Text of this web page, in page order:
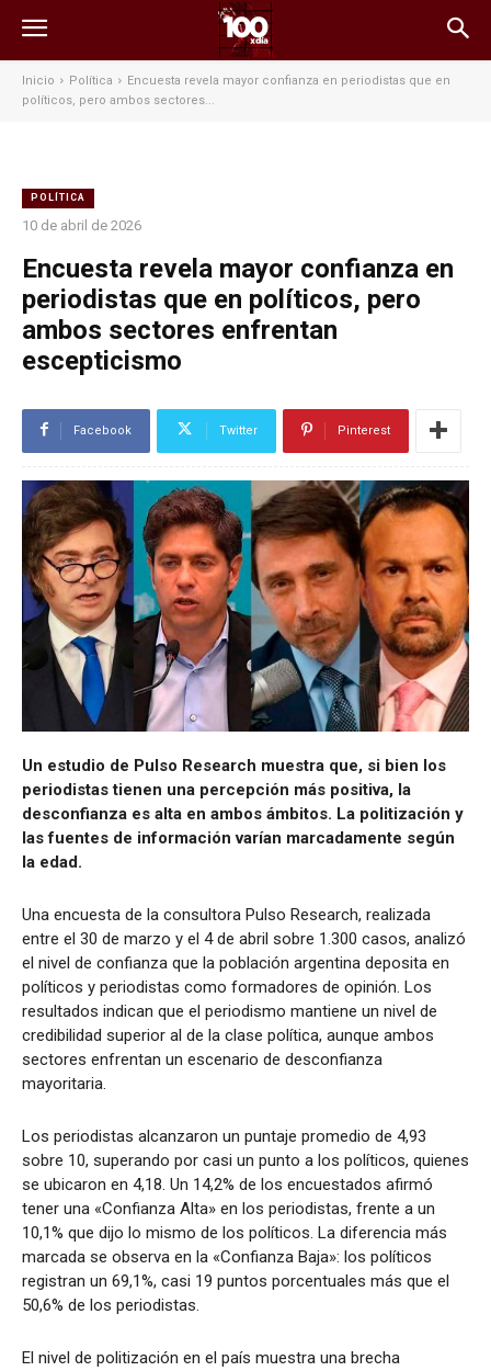
Inicio Política
Encuesta revela mayor confianza en periodistas que en
políticos, pero ambos sectores...
POLÍTICA
10 de abril de 2026
Encuesta revela mayor confianza en
periodistas que en políticos, pero
ambos sectores enfrentan
escepticismo
Facebook Twitter Pinterest
Un estudio de Pulso Research muestra que, si bien los
periodistas tienen una percepción más positiva, la
desconfianza es alta en ambos ámbitos. La politización y
las fuentes de información varían marcadamente según
la edad.
Una encuesta de la consultora Pulso Research, realizada
entre el 30 de marzo y el 4 de abril sobre 1.300 casos, analizó
el nivel de confianza que la población argentina deposita en
políticos y periodistas como formadores de opinión. Los
resultados indican que el periodismo mantiene un nivel de
credibilidad superior al de la clase política, aunque ambos
sectores enfrentan un escenario de desconfianza
mayoritaria.
Los periodistas alcanzaron un puntaje promedio de 4,93
sobre 10, superando por casi un punto a los políticos, quienes
se ubicaron en 4,18. Un 14,2% de los encuestados afirmó
tener una «Confianza Alta» en los periodistas, frente a un
10,1% que dijo lo mismo de los políticos. La diferencia más
marcada se observa en la «Confianza Baja»: los políticos
registran un 69,1%, casi 19 puntos porcentuales más que el
50,6% de los periodistas.
El nivel de politización en el país muestra una brecha